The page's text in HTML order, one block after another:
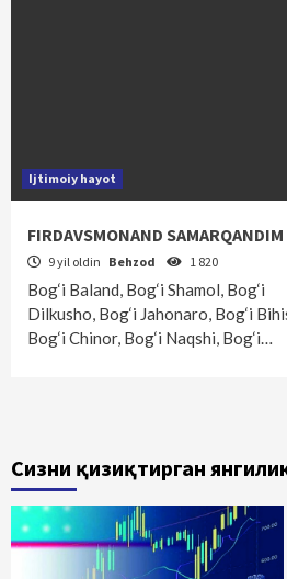
Ijtimoiy hayot
FIRDAVSMONAND SAMARQANDIM
9 yil oldin Behzod 1 820
Bog‘i Baland, Bog‘i Shamol, Bog‘i
Dilkusho, Bog‘i Jahonaro, Bog‘i
Bog‘i Chinor, Bog‘i Naqshi, Bog‘i…
Сизни қизиқтирган